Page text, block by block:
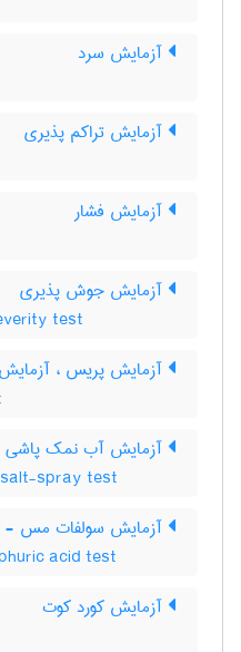
آزمایش سرد
آزمایش تراکم پذیری
آزمایش فشار
آزمایش جوش پذیری
test
آزمایش پریس ،
آزمایش آب نمک
spray test
آزمایش سولفات مس -
acid test
آزمایش کورد کوت